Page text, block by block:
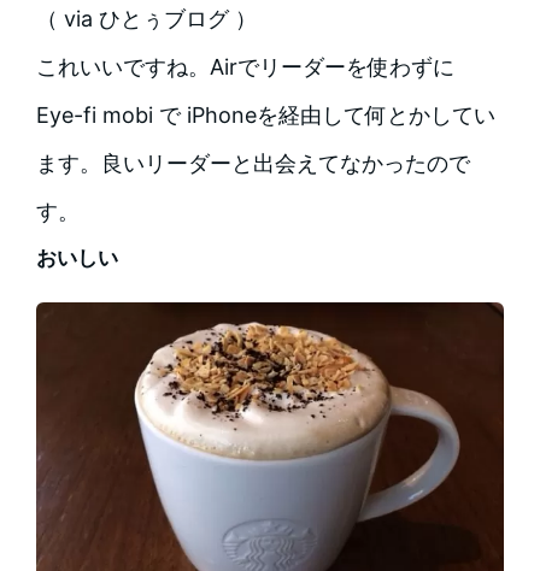
（ via ひとぅブログ ）
これいいですね。Airでリーダーを使わずに
Eye-fi mobi で iPhoneを経由して何とかしてい
ます。良いリーダーと出会えてなかったので
す。
おいしい